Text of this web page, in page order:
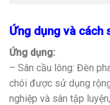
Ứng dụng và cách
Ứng dụng:
– Sân cầu lông: Đèn
chói được sử dụng
nghiệp và sân tập